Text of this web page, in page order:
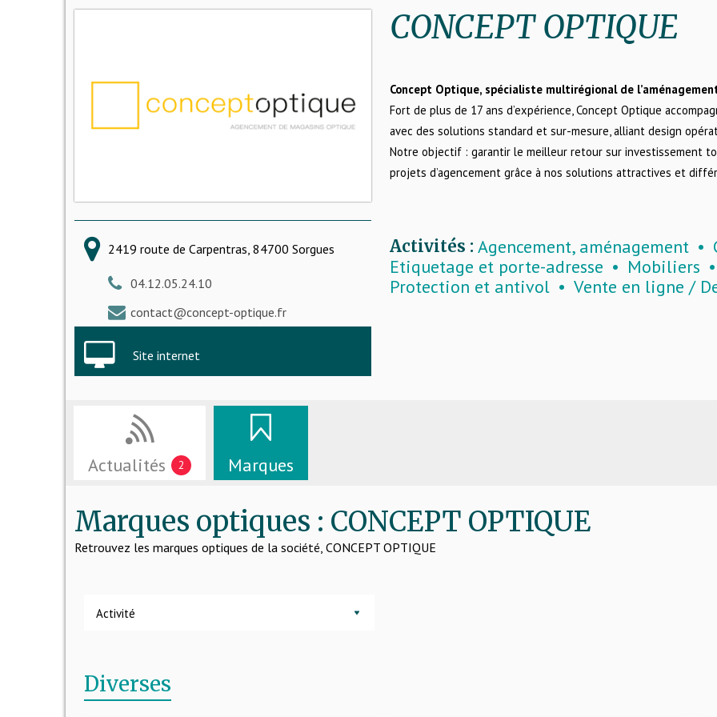
2419 route de Carpentras, 84700 Sorgues
04.12.05.24.10
contact@concept-optique.fr
Site internet
CONCEPT OPTIQUE
Concept Optique, spécialiste multirégional de
Fort de plus de 17 ans d’expérience, Concept Optique
avec des solutions standard et sur-mesure, alliant design
Notre objectif : garantir le meilleur retour sur investissement
projets d’agencement grâce à nos solutions attractives et
Activités : Agencement, aménagement
Etiquetage et porte-adresse
Mobiliers
Protection et antivol
Vente en ligne /
Actualités 2 Marques
Marques optiques : CONCEPT OPTIQUE
Retrouvez les marques optiques de la société, CONCEPT OPTIQUE
Activité
Diverses